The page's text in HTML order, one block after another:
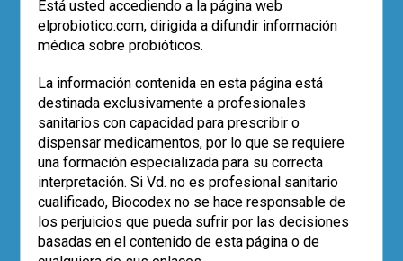
consumidos por los humanos,su
seguridad es primordial
podría serla trasferencia de bacterias
con resistencia antibiótica. La gravedad
de este hecho es la posibilidad de
transferir resistencia a patógenos a la
microbiota intestinal, o sea, a bacterias
beneficiosas. Resistencias especificas
son trasladadas por elementos genéticos
y son frecuentemente detectadas en
probióticos, y representan un reservorio
Está usted accediendo a la página web
elprobiotico.com, dirigida a difundir información
médica sobre probióticos.
La información contenida en esta página está
destinada exclusivamente a profesionales
sanitarios con capacidad para prescribir o
dispensar medicamentos, por lo que se requiere
una formación especializada para su correcta
interpretación. Si Vd. no es profesional sanitario
cualificado, Biocodex no se hace responsable de
los perjuicios que pueda sufrir por las decisiones
basadas en el contenido de esta página o de